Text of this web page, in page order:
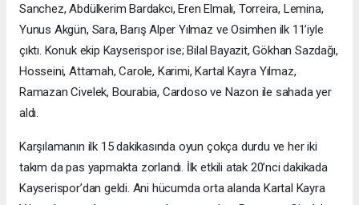
Sanchez, Abdülkerim Bardakcı, Eren Elmalı, Torreira, Lemina,
Yunus Akgün, Sara, Barış Alper Yılmaz ve Osimhen ilk 11’iyle
çıktı. Konuk ekip Kayserispor ise; Bilal Bayazit, Gökhan Sazdağı,
Hosseini, Attamah, Carole, Karimi, Kartal Kayra Yılmaz,
Ramazan Civelek, Bourabia, Cardoso ve Nazon ile sahada yer
aldı.
Karşılamanın ilk 15 dakikasında oyun çokça durdu ve her iki
takım da pas yapmakta zorlandı. İlk etkili atak 20’nci dakikada
Kayserispor’dan geldi. Ani hücumda orta alanda Kartal Kayra